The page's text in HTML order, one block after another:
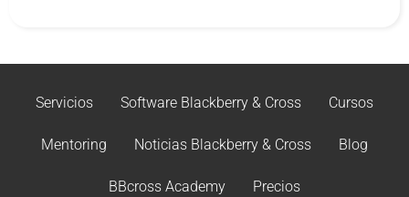
Servicios Software Blackberry & Cross Cursos
Mentoring Noticias Blackberry & Cross Blog
BBcross Academy Precios